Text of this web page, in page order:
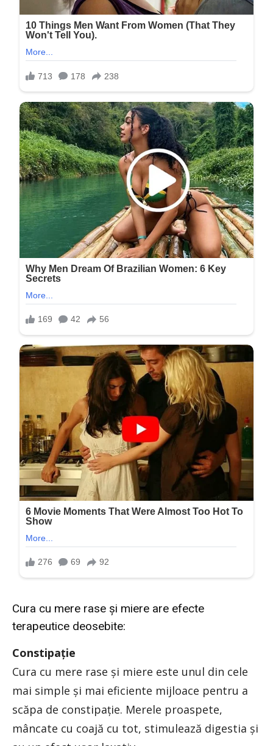
Cura cu mere rase şi miere are efecte
terapeutice deosebite:
Constipaţie
Cura cu mere rase şi miere este unul din cele
mai simple şi mai eficiente mijloace pentru a
scăpa de constipaţie. Merele proaspete,
mâncate cu coajă cu tot, stimulează digestia şi